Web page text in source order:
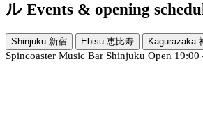
ル Events & opening
Shinjuku 新宿 Ebisu 恵比寿 Kagurazaka
Spincoaster Music Bar Shinjuku Open 19:00